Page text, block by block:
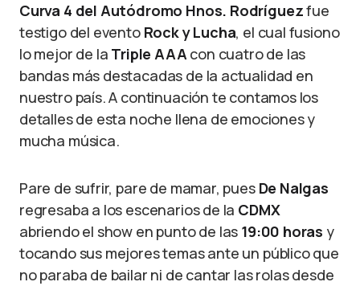
Curva 4 del Autódromo Hnos. Rodríguezfue
testigo del evento Rock y Lucha, el cual fusiono
lo mejor de la Triple AAAcon cuatro de las
bandas más destacadas de la actualidad en
nuestro país. A continuación te contamos los
detalles de esta noche llena de emociones y
mucha música.
Pare de sufrir, pare de mamar, pues De Nalgas
regresaba a los escenarios de la CDMX
abriendo el show en punto de las 19:00 horas y
tocando sus mejores temas ante un público que
no paraba de bailar ni de cantar las rolas desde